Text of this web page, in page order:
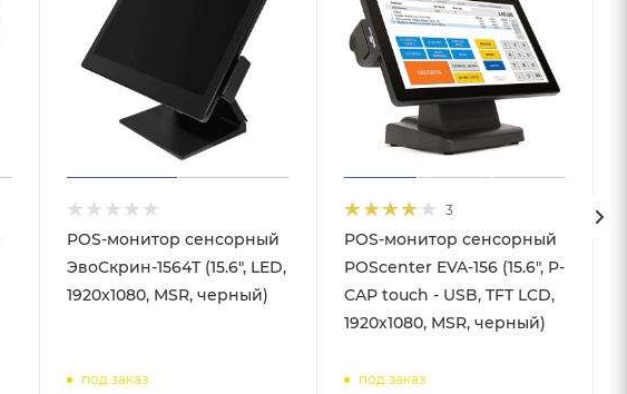
POS-монитор сенсорный
ЭвоСкрин-1564T (15.6", LED,
1920x1080, MSR, черный)
под заказ
3
POS-монитор сенсорный
POScenter EVA-156 (15.6", P-
CAP touch - USB, TFT LCD,
1920х1080, MSR, черный)
под заказ